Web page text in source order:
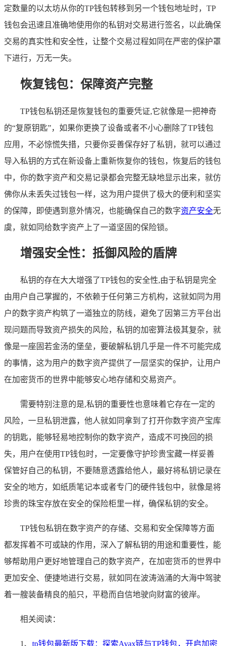
定数量的以太坊从你的TP钱包转移到另一个钱包地址时，TP
钱包会迅速且准确地使用你的私钥对交易进行签名，以此确保
交易的真实性和安全性，让整个交易过程如同在严密的保护罩
下进行，万无一失。
恢复钱包：保障资产完整
TP钱包私钥还是恢复钱包的重要凭证,它就像是一把神奇
的“复原钥匙”，如果你更换了设备或者不小心删除了TP钱包
应用，不必惊慌失措，只要你妥善保存好了私钥，就可以通过
导入私钥的方式在新设备上重新恢复你的钱包，恢复后的钱包
中，你的数字资产和交易记录都会完整无缺地显示出来，就仿
佛你从未丢失过钱包一样，这为用户提供了极大的便利和坚实
的保障，即使遇到意外情况，也能确保自己的数字资产安全无
虞，就如同给数字资产上了一道坚固的保险锁。
增强安全性：抵御风险的盾牌
私钥的存在大大增强了TP钱包的安全性,由于私钥是完全
由用户自己掌握的，不依赖于任何第三方机构，这就如同为用
户的数字资产构筑了一道独立的防线，避免了因第三方平台出
现问题而导致资产损失的风险，私钥的加密算法极其复杂，就
像是一座固若金汤的堡垒，要破解私钥几乎是一件不可能完成
的事情，这为用户的数字资产提供了一层坚实的保护，让用户
在加密货币的世界中能够安心地存储和交易资产。
需要特别注意的是,私钥的重要性也意味着它存在一定的
风险，一旦私钥泄露，他人就如同拿到了打开你数字资产宝库
的钥匙，能够轻易地控制你的数字资产，造成不可挽回的损
失，用户在使用TP钱包时，一定要像守护珍贵宝藏一样妥善
保管好自己的私钥，不要随意透露给他人，最好将私钥记录在
安全的地方，如纸质笔记本或者专门的硬件钱包中，就像是将
珍贵的珠宝存放在安全的保险柜里一样，确保私钥的安全。
TP钱包私钥在数字资产的存储、交易和安全保障等方面
都发挥着不可或缺的作用，深入了解私钥的用途和重要性，能
够帮助用户更好地管理自己的数字资产，在加密货币的世界中
更加安全、便捷地进行交易，就如同在波涛汹涌的大海中驾驶
着一艘装备精良的船只，平稳而自信地驶向财富的彼岸。
相关阅读：
1、 tp钱包最新版下载：探索Avax链与TP钱包，开启加密